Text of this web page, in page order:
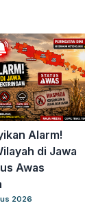
Alarm!
di Jawa
Awas
2026